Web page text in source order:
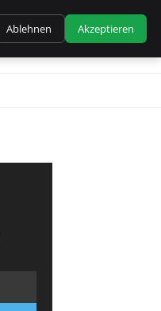
Ablehnen Akzeptieren